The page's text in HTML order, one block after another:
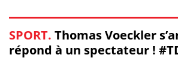
SPORT. Thomas Voeckler
répond à un spectateur !